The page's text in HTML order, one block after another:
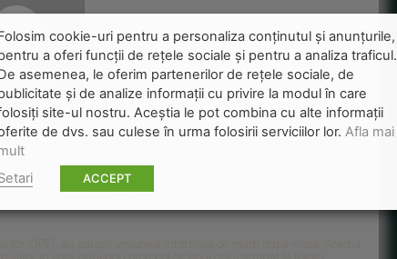
tari
cadrul summitului de la Bangkok, nemultumiti ca negocierile nu se
cookie-uri pentru a personaliza conținutul și anunțurile,
a oferi funcții de rețele sociale și pentru a analiza traficul.
asemenea, le oferim partenerilor de rețele sociale, de
și de analize informații cu privire la modul în care
site-ul nostru. Aceștia le pot combina cu alte informații
de dvs. sau culese în urma folosirii serviciilor lor. Afla mai
ACCEPT